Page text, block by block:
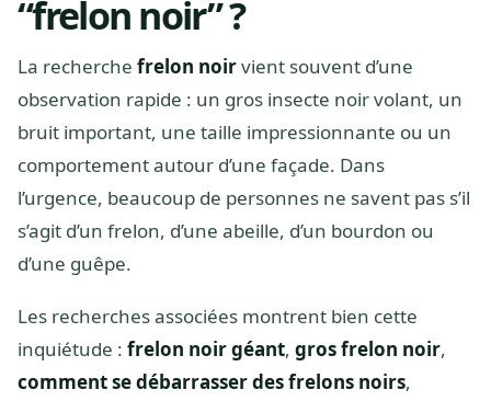
“frelon noir” ?
La recherche frelon noirvient souvent d’une
observation rapide : un gros insecte noir volant, un
bruit important, une taille impressionnante ou un
comportement autour d’une façade. Dans
l’urgence, beaucoup de personnes ne savent pas s’il
s’agit d’un frelon, d’une abeille, d’un bourdon ou
d’une guêpe.
Les recherches associées montrent bien cette
inquiétude : frelon noir géant, gros frelon noir,
comment se débarrasser des frelons noirs,